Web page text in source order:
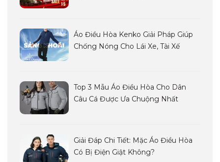
Áo Điều Hòa Kenko Giải Pháp Giúp
Chống Nóng Cho Lái Xe, Tài Xế
Top 3 Mẫu Áo Điều Hòa Cho Dân
Câu Cá Được Ưa Chuộng Nhất
Giải Đáp Chi Tiết: Mặc Áo Điều Hòa
Có Bị Điện Giật Không?